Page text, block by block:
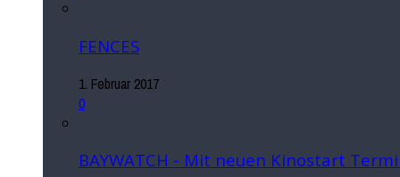
FENCES
1. Februar 2017
0
BAYWATCH - Mit neuen Kinostart